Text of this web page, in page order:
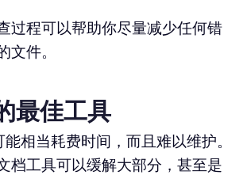
过程可以帮助你尽量减少任何错
文件。
最佳工具
相当耗费时间，而且难以维护。
档工具可以缓解大部分，甚至是